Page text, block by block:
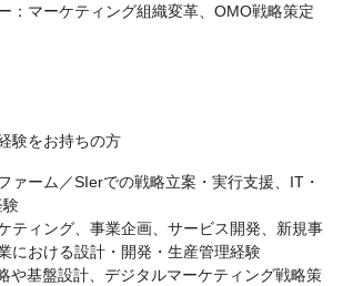
：マーケティング組織変革、OMO戦略策定
験をお持ちの方
ァーム／SIerでの戦略立案・実行支援、IT・
験
ティング、事業企画、サービス開発、新規事
における設計・開発・生産管理経験
や基盤設計、デジタルマーケティング戦略策